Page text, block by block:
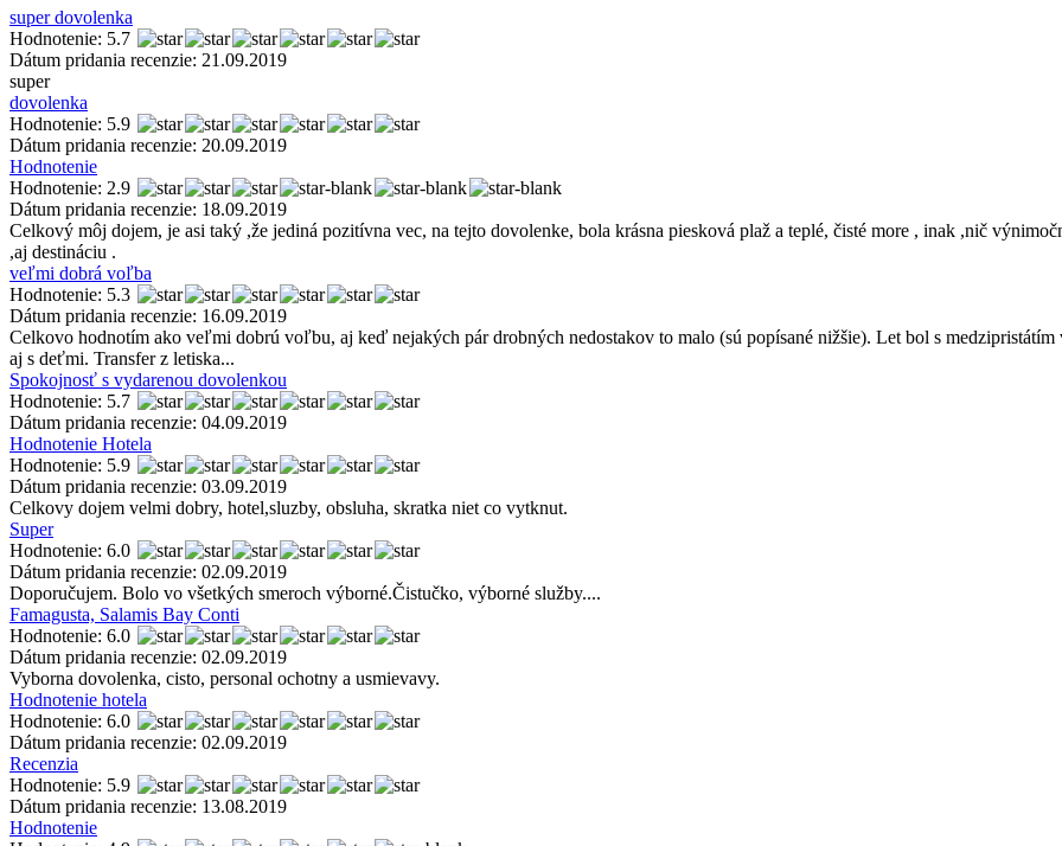
super dovolenka
Hodnotenie: 5.7
Dátum pridania recenzie: 21.09.2019
super
dovolenka
Hodnotenie: 5.9
Dátum pridania recenzie: 20.09.2019
Hodnotenie
Hodnotenie: 2.9
Dátum pridania recenzie: 18.09.2019
Celkový môj dojem, je asi taký ,že jediná pozitívna vec, na tejto dovolenke, bola krásna piesková plaž a teplé, čisté more , inak ,nič
,aj destináciu .
veľmi dobrá voľba
Hodnotenie: 5.3
Dátum pridania recenzie: 16.09.2019
Celkovo hodnotím ako veľmi dobrú voľbu, aj keď nejakých pár drobných nedostakov to malo (sú popísané nižšie). Let bol s
aj s deťmi. Transfer z letiska...
Spokojnosť s vydarenou dovolenkou
Hodnotenie: 5.7
Dátum pridania recenzie: 04.09.2019
Hodnotenie Hotela
Hodnotenie: 5.9
Dátum pridania recenzie: 03.09.2019
Celkovy dojem velmi dobry, hotel,sluzby, obsluha, skratka niet co vytknut.
Super
Hodnotenie: 6.0
Dátum pridania recenzie: 02.09.2019
Doporučujem. Bolo vo všetkých smeroch výborné.Čistučko, výborné služby....
Famagusta, Salamis Bay Conti
Hodnotenie: 6.0
Dátum pridania recenzie: 02.09.2019
Vyborna dovolenka, cisto, personal ochotny a usmievavy.
Hodnotenie hotela
Hodnotenie: 6.0
Dátum pridania recenzie: 02.09.2019
Recenzia
Hodnotenie: 5.9
Dátum pridania recenzie: 13.08.2019
Hodnotenie